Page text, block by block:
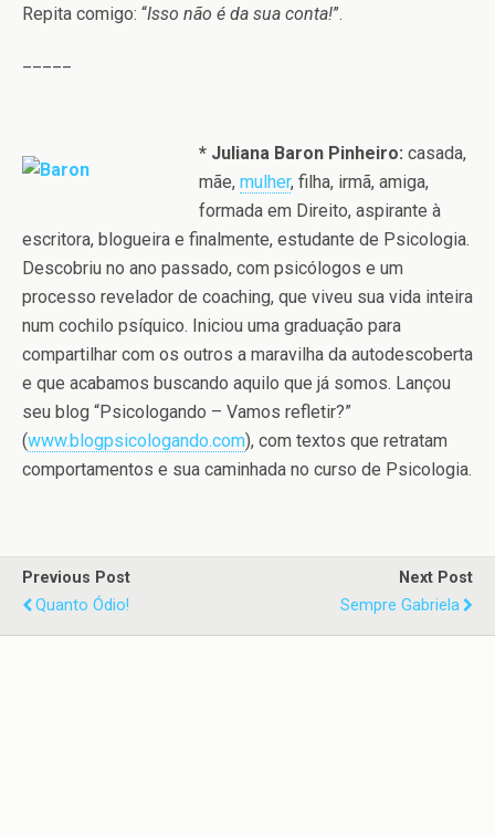
Repita comigo: “Isso não é da sua conta!”.
* Juliana Baron Pinheiro: casada,
mãe, mulher, filha, irmã, amiga,
formada em Direito, aspirante à
escritora, blogueira e finalmente, estudante de Psicologia.
Descobriu no ano passado, com psicólogos e um
processo revelador de coaching, que viveu sua vida inteira
num cochilo psíquico. Iniciou uma graduação para
compartilhar com os outros a maravilha da autodescoberta
e que acabamos buscando aquilo que já somos. Lançou
seu blog “Psicologando – Vamos refletir?”
(www.blogpsicologando.com), com textos que retratam
comportamentos e sua caminhada no curso de Psicologia.
Previous Post
Quanto Ódio!
Next Post
Sempre Gabriela